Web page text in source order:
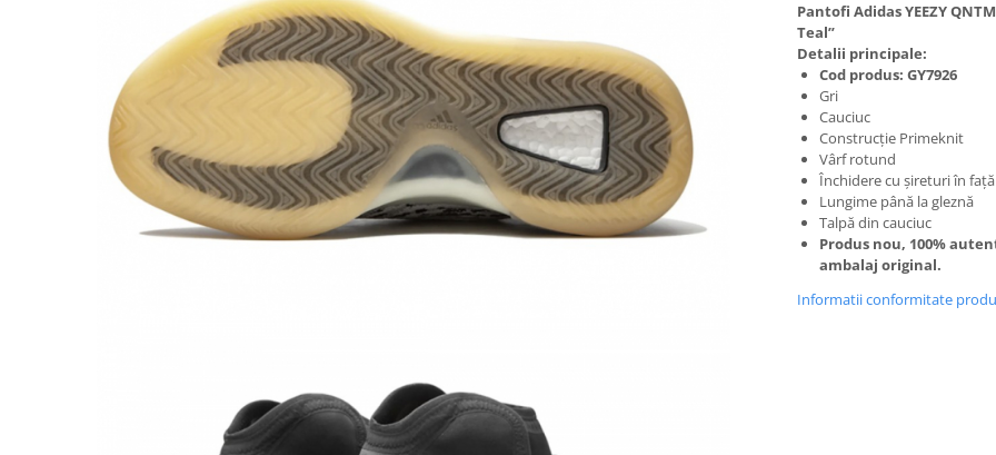
Pantofi Adidas YEEZY
Teal”
Detalii principale:
Cod produs: GY7926
Gri
Cauciuc
Construcție Primeknit
Vârf rotund
Închidere cu șireturi în față
Lungime până la gleznă
Talpă din cauciuc
Produs nou, 100%
ambalaj original.
Informatii conformitate